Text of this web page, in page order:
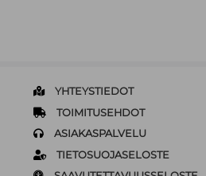
YHTEYSTIEDOT
TOIMITUSEHDOT
ASIAKASPALVELU
TIETOSUOJASELOSTE